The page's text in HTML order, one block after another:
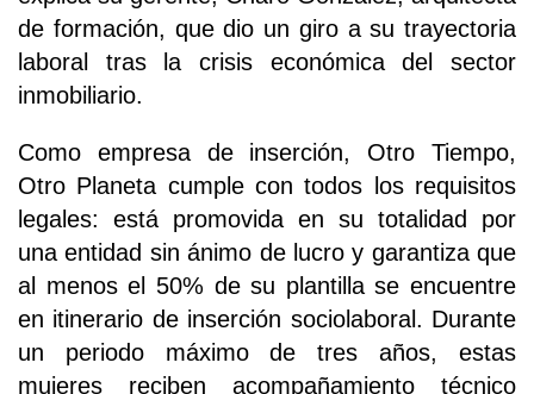
de formación, que dio un giro a su trayectoria
laboral tras la crisis económica del sector
inmobiliario.
Como empresa de inserción, Otro Tiempo,
Otro Planeta cumple con todos los requisitos
legales: está promovida en su totalidad por
una entidad sin ánimo de lucro y garantiza que
al menos el 50% de su plantilla se encuentre
en itinerario de inserción sociolaboral. Durante
un periodo máximo de tres años, estas
mujeres reciben acompañamiento técnico